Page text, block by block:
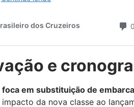
e
foca em substituição de
da nova classe ao